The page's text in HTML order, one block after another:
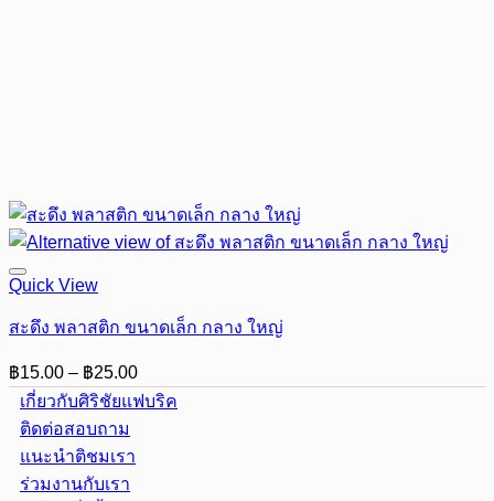
Quick View
สะดึง พลาสติก ขนาดเล็ก กลาง ใหญ่
฿15.00 – ฿25.00Price
range:
฿15.00
เกี่ยวกับศิริชัยแฟบริค
ติดต่อสอบถาม
แนะนำติชมเรา
ร่วมงานกับเรา